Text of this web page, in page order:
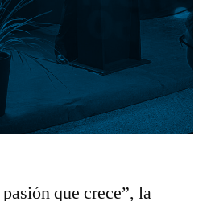
que crece”, la